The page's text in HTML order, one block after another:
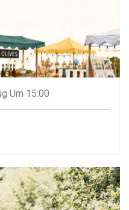
Um 15:00